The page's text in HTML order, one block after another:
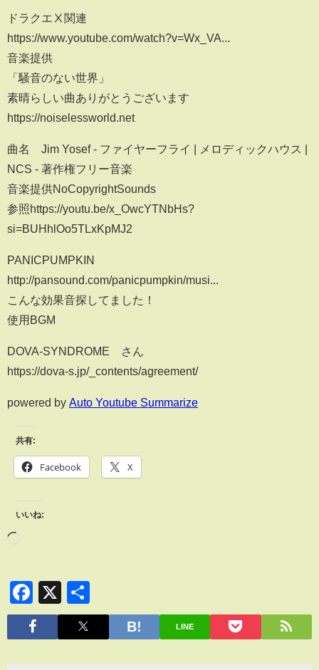
ドラクエⅩ関連
https://www.youtube.com/watch?v=Wx_VA...​
音楽提供
「騒音のない世界」
素晴らしい曲ありがとうございます
https://noiselessworld.net​
曲名 Jim Yosef - ファイヤーフライ | メロディックハウス |
NCS - 著作権フリー音楽
音楽提供NoCopyrightSounds
参照https://youtu.be/x_OwcYTNbHs?
si=BUHhlOo5TLxKpMJ2
PANICPUMPKIN
http://pansound.com/panicpumpkin/musi...​
こんな効果音探してました！
使用BGM
DOVA-SYNDROME さん
https://dova-s.jp/_contents/agreement/
powered by Auto Youtube Summarize
共有:
Facebook X
いいね:
Facebook
X
有
LINE